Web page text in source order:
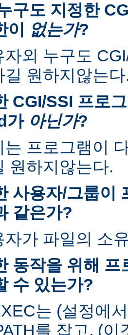
구도 지정한
이
없는가?
자외 누구도
길 원하지않는
CGI/SSI 프로
가 아닌가?
는 프로그램이
원하지않는다.
사용자/그룹이
같은가?
자가 파일의 소
동작을 위해
수 있는가?
는 (설정에
를 잡고, (